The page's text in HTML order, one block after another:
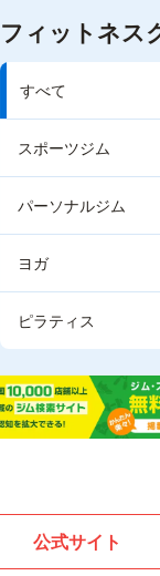
フィットネス
すべて
スポーツジム
パーソナルジム
ヨガ
ピラティス
公式サイト